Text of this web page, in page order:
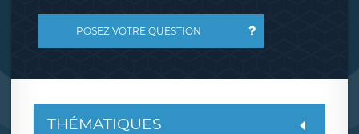
POSEZ VOTRE QUESTION
THÉMATIQUES